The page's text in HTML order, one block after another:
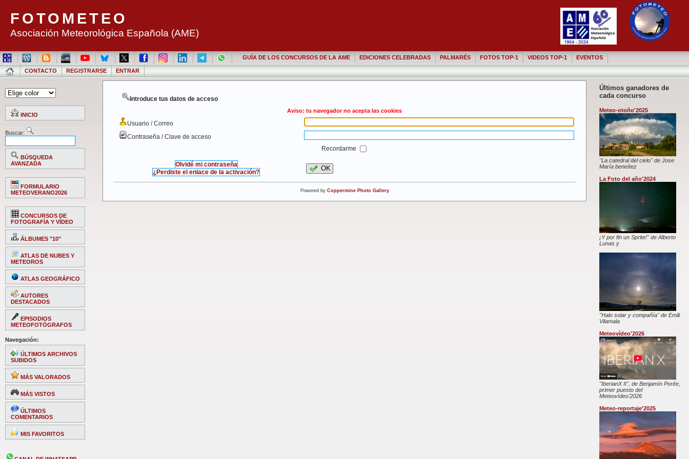
FOTOMETEO
Asociación Meteorológica Española (AME)
GUÍA DE LOS CONCURSOS DE LA AME EDICIONES CELEBRADAS PALMARÉS FOTOS TOP-1 VIDEOS TOP-1 EVENTOS
CONTACTO REGISTRARSE ENTRAR
INICIO
Buscar:
BÚSQUEDA
AVANZADA
FORMULARIO
METEOVERANO2026
CONCURSOS DE
FOTOGRAFÍA Y VÍDEO
ÁLBUMES "10"
ATLAS DE NUBES Y
METEOROS
ATLAS GEOGRÁFICO
AUTORES
DESTACADOS
EPISODIOS
METEOFOTÓGRAFOS
Navegación:
ÚLTIMOS ARCHIVOS
SUBIDOS
MÁS VALORADOS
MÁS VISTOS
ÚLTIMOS
COMENTARIOS
MIS FAVORITOS
Últimos ganadores de
cada concurso
Meteo-otoño'2025
"La catedral del cielo" de Jose
María beneítez
La Foto del año'2024
¡Y por fin un Sprite!" de Alberto
Lunas y
"Halo solar y compañía" de Emili
Vilamala
Meteovídeo'2026
"IberianX II", de Benjamín Porée,
primer puesto del
Meteovídeo'2026
Meteo-reportaje'2025
Introduce tus datos de acceso
Aviso: tu navegador no acepta las cookies
Usuario / Correo
Contraseña / Clave de acceso
Recordarme
Olvidé mi contraseña
¿Perdiste el enlace de la activación?
OK
Powered by Coppermine Photo Gallery